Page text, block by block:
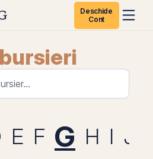
Deschide
Cont
E F G H I J